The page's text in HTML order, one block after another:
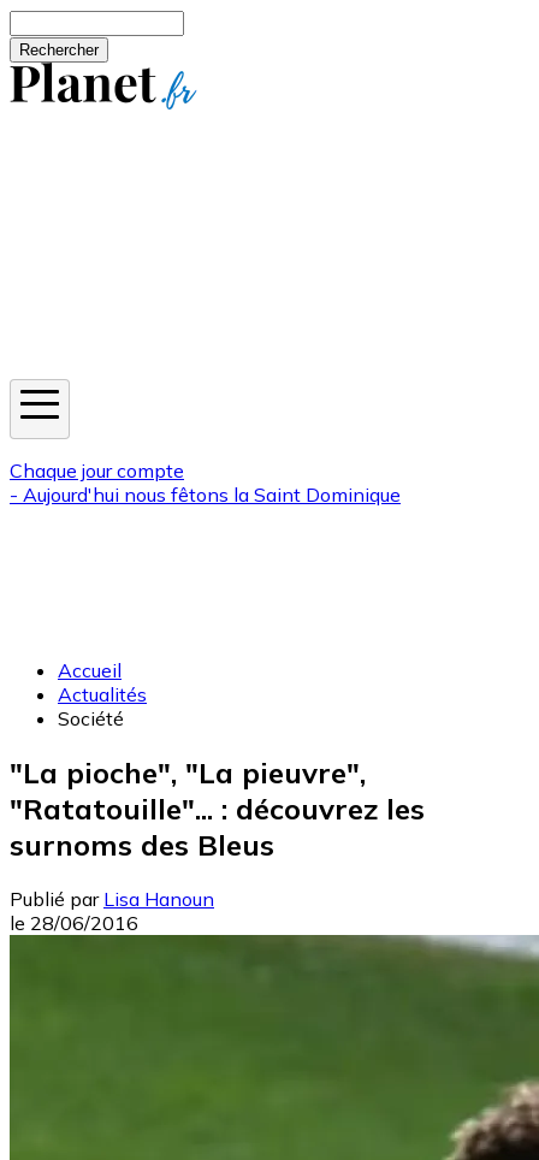
Chaque jour compte
- Aujourd'hui nous fêtons la Saint Dominique
Accueil
Actualités
Société
"La pioche", "La pieuvre",
"Ratatouille"... : découvrez les
surnoms des Bleus
Publié par Lisa Hanoun
le 28/06/2016